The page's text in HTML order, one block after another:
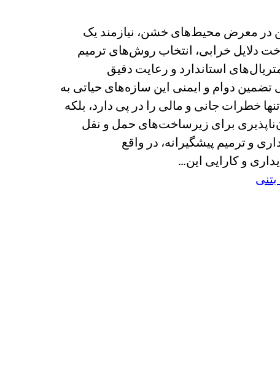
در معرض محیط‌های خشن، نیازمند یک
دلایل خرابی، انتخاب روش‌های ترمیم
استاندارد و رعایت دقیق
دوام و ایمنی این سازه‌های حیاتی به
خطرات جانی و مالی را در پی دارد، بلکه
برای زیرساخت‌های حمل و نقل
و ترمیم پیشگیرانه، در واقع
و کارایی این…